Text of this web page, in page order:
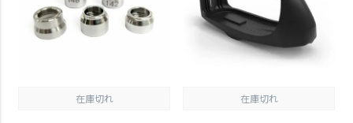
在庫切れ 在庫切れ